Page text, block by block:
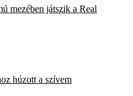
mezében játszik a Real
húzott a szívem